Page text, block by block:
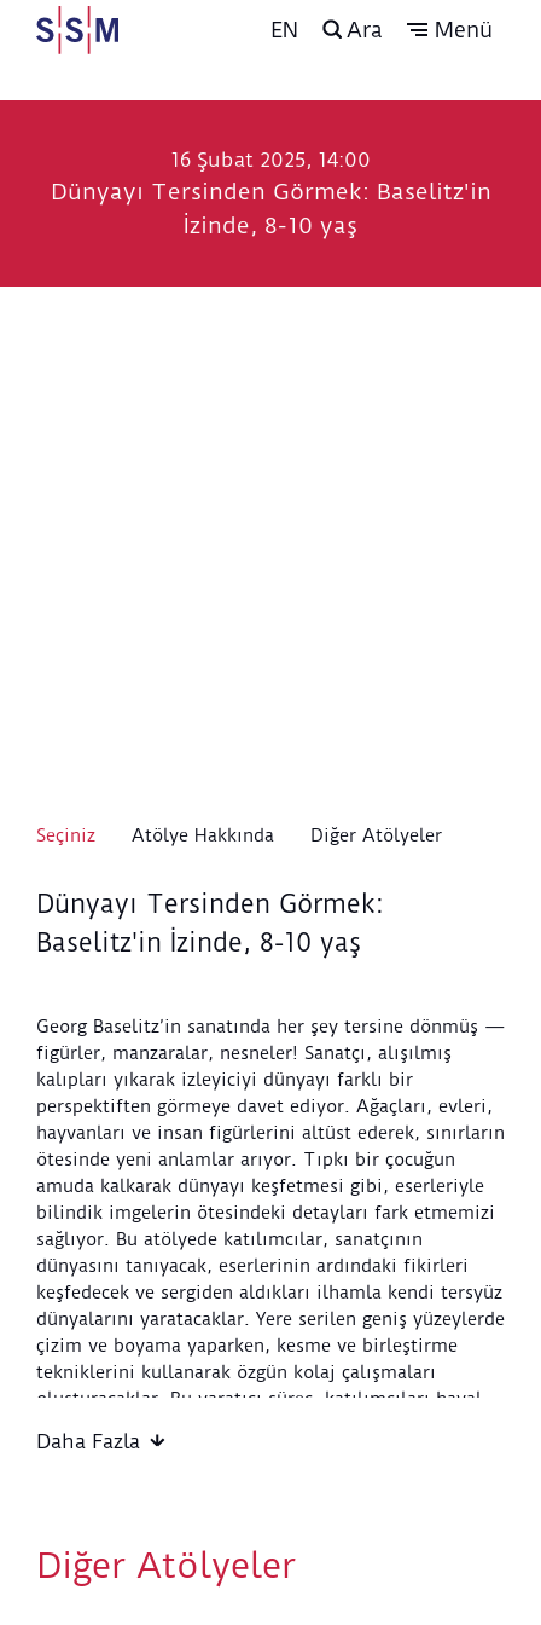
EN Ara Menü
16 Şubat 2025, 14:00
Dünyayı Tersinden Görmek: Baselitz'in
İzinde, 8-10 yaş
Seçiniz Atölye Hakkında Diğer Atölyeler
Dünyayı Tersinden Görmek:
Baselitz'in İzinde, 8-10 yaş
Georg Baselitz’in sanatında her şey tersine dönmüş —
figürler, manzaralar, nesneler! Sanatçı, alışılmış
kalıpları yıkarak izleyiciyi dünyayı farklı bir
perspektiften görmeye davet ediyor. Ağaçları, evleri,
hayvanları ve insan figürlerini altüst ederek, sınırların
ötesinde yeni anlamlar arıyor. Tıpkı bir çocuğun
amuda kalkarak dünyayı keşfetmesi gibi, eserleriyle
bilindik imgelerin ötesindeki detayları fark etmemizi
sağlıyor. Bu atölyede katılımcılar, sanatçının
dünyasını tanıyacak, eserlerinin ardındaki fikirleri
keşfedecek ve sergiden aldıkları ilhamla kendi tersyüz
dünyalarını yaratacaklar. Yere serilen geniş yüzeylerde
çizim ve boyama yaparken, kesme ve birleştirme
tekniklerini kullanarak özgün kolaj çalışmaları
oluşturacaklar. Bu yaratıcı süreç, katılımcıları hayal
yepyeni gözlerle bakmaya davet ediyor.
Etkinlik Bitiş Noktası: Sera Atölye
Etkinlik Süresi: 90 dakika
Daha Fazla
Diğer Atölyeler